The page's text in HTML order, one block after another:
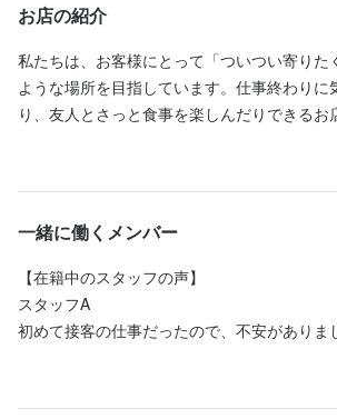
企業情報
お店の紹介
私たちは、お客様にとって「ついつい寄りた
ような場所を目指しています。仕事終わりに
り、友人とさっと食事を楽しんだりできるお
カウンター席、イス席、座敷席など多彩な席
まざまなシーンでご利用いただけます。どな
てお過ごしいただける空間です。
一緒に働くメンバー
【在籍中のスタッフの声】
スタッフA
初めて接客の仕事だったので、不安があり
月2回のシフト提出（毎月10日と月末）
待遇
髪型・髪色・服装自由
ピアスOK